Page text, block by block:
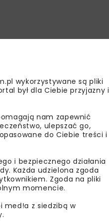
wykorzystywane są pliki
był dla Ciebie przyjazny i
nam zapewnić
ulepszać go,
do Ciebie treści i
i bezpiecznego działania
Każda udzielona zgoda
Zgoda na pliki
momencie.
med!a z siedzibą w